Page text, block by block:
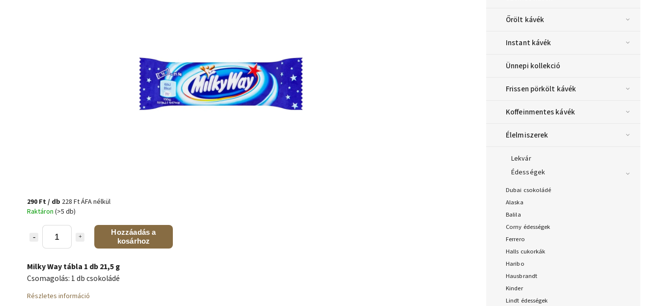
Őrölt kávék
Instant kávék
Ünnepi kollekció
Frissen pörkölt kávék
Koffeinmentes kávék
Élelmiszerek
Lekvár
Édességek
Dubai csokoládé
Alaska
Balila
Corny édességek
Ferrero
Halls cukorkák
Haribo
Hausbrandt
Kinder
Lindt édességek
290 Ft/ db 228 Ft ÁFA nélkül
Raktáron (>5 db)
Hozzáadás a
kosárhoz
Milky Way tábla 1 db 21,5 g
Csomagolás: 1 db csokoládé
Részletes információ